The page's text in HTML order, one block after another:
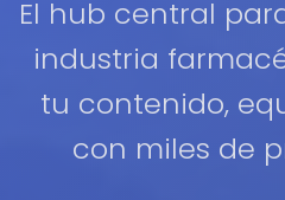
El hub central
industria
tu contenido,
con miles de